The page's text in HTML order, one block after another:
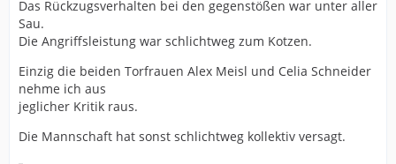
Das Rückzugsverhalten bei den gegenstößen war unter aller
Sau.
Die Angriffsleistung war schlichtweg zum Kotzen.
Einzig die beiden Torfrauen Alex Meisl und Celia Schneider
nehme ich aus
jeglicher Kritik raus.
Die Mannschaft hat sonst schlichtweg kollektiv versagt.